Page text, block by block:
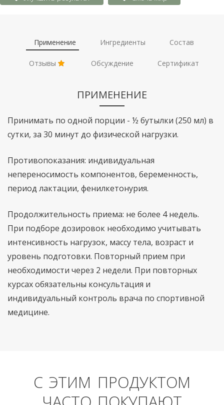
Применение Ингредиенты Состав
Отзывы Обсуждение Сертификат
ПРИМЕНЕНИЕ
Принимать по одной порции - ½ бутылки (250 мл) в
сутки, за 30 минут до физической нагрузки.
Противопоказания: индивидуальная
непереносимость компонентов, беременность,
период лактации, фенилкетонурия.
Продолжительность приема: не более 4 недель.
При подборе дозировок необходимо учитывать
интенсивность нагрузок, массу тела, возраст и
уровень подготовки. Повторный прием при
необходимости через 2 недели. При повторных
курсах обязательны консультация и
индивидуальный контроль врача по спортивной
медицине.
С ЭТИМ ПРОДУКТОМ